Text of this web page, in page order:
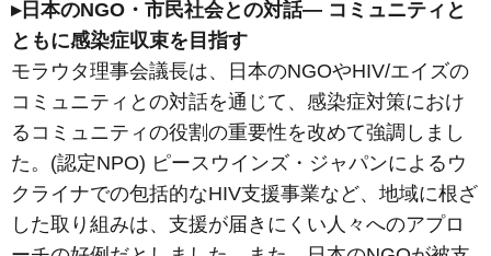
▸日本のNGO・市民社会との対話― コミュニティと
ともに感染症収束を目指す
モラウタ理事会議長は、日本のNGOやHIV/エイズの
コミュニティとの対話を通じて、感染症対策におけ
るコミュニティの役割の重要性を改めて強調しまし
た。(認定NPO) ピースウインズ・ジャパンによるウ
クライナでの包括的なHIV支援事業など、地域に根ざ
した取り組みは、支援が届きにくい人々へのアプロ